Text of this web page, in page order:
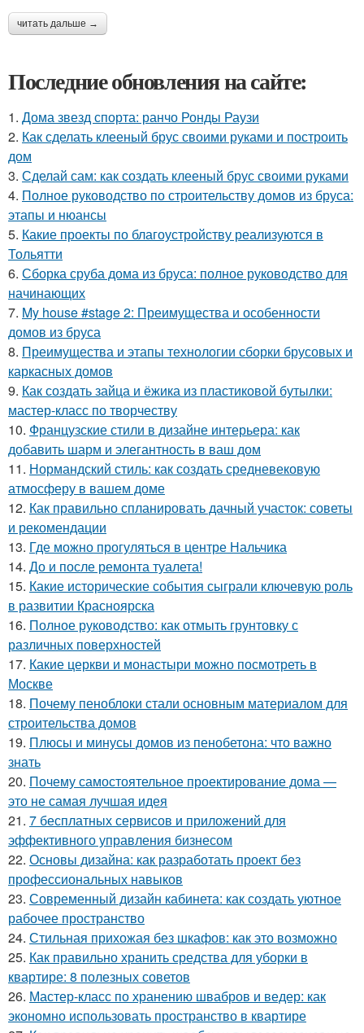
читать дальше →
Последние обновления на сайте:
1. Дома звезд спорта: ранчо Ронды Раузи
2. Как сделать клееный брус своими руками и построить
дом
3. Сделай сам: как создать клееный брус своими руками
4. Полное руководство по строительству домов из бруса:
этапы и нюансы
5. Какие проекты по благоустройству реализуются в
Тольятти
6. Сборка сруба дома из бруса: полное руководство для
начинающих
7. My house #stage 2: Преимущества и особенности
домов из бруса
8. Преимущества и этапы технологии сборки брусовых и
каркасных домов
9. Как создать зайца и ёжика из пластиковой бутылки:
мастер-класс по творчеству
10. Французские стили в дизайне интерьера: как
добавить шарм и элегантность в ваш дом
11. Нормандский стиль: как создать средневековую
атмосферу в вашем доме
12. Как правильно спланировать дачный участок: советы
и рекомендации
13. Где можно прогуляться в центре Нальчика
14. До и после ремонта туалета!
15. Какие исторические события сыграли ключевую роль
в развитии Красноярска
16. Полное руководство: как отмыть грунтовку с
различных поверхностей
17. Какие церкви и монастыри можно посмотреть в
Москве
18. Почему пеноблоки стали основным материалом для
строительства домов
19. Плюсы и минусы домов из пенобетона: что важно
знать
20. Почему самостоятельное проектирование дома —
это не самая лучшая идея
21. 7 бесплатных сервисов и приложений для
эффективного управления бизнесом
22. Основы дизайна: как разработать проект без
профессиональных навыков
23. Современный дизайн кабинета: как создать уютное
рабочее пространство
24. Стильная прихожая без шкафов: как это возможно
25. Как правильно хранить средства для уборки в
квартире: 8 полезных советов
26. Мастер-класс по хранению швабров и ведер: как
экономно использовать пространство в квартире